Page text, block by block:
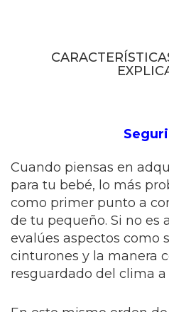
Cuando piensas en
para tu bebé, lo más
como primer punto a
de tu pequeño. Si no es
evalúes aspectos como
cinturones y la manera
resguardado del clima a